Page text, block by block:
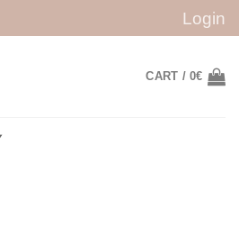
Login
CART /0€